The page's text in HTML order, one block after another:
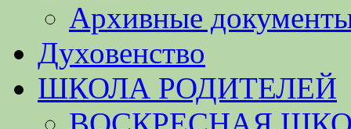
Архивные
Духовенство
ШКОЛА РОДИТЕЛЕЙ